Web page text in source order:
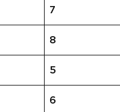
7
8
5
6